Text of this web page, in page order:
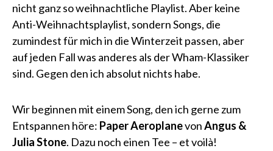
nicht ganz so weihnachtliche Playlist. Aber keine
Anti-Weihnachtsplaylist, sondern Songs, die
zumindest für mich in die Winterzeit passen, aber
auf jeden Fall was anderes als der Wham-Klassiker
sind. Gegen den ich absolut nichts habe.
Wir beginnen mit einem Song, den ich gerne zum
Entspannen höre: Paper AeroplanevonAngus &
Julia Stone. Dazu noch einen Tee – et voilà!